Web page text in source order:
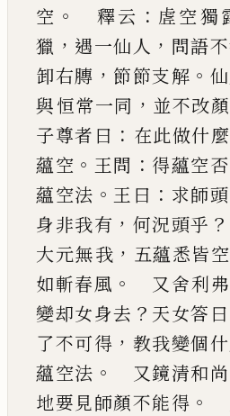
空 。 釋云 ： 虗空獨
獵 ， 遇一仙人 ， 問語
卸右膞 ， 節節支解 。
與恒常一同 ， 並不改顏
子尊者曰 ： 在此做什麼
蘊空 。 王問 ： 得蘊空否
蘊空法 。 王曰 ： 求師
身非我有 ， 何況頭乎 ？
大元無我 ， 五蘊悉皆空
如斬春風 。 又舍利
變却女身去 ？ 天女答曰
了不可得 ， 教我變個
蘊空法 。 又鏡清和
地要見師顏不能得 。